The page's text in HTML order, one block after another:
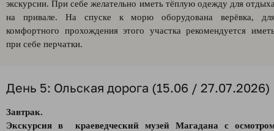
экскурсии. При себе желательно иметь тёплую одежду для
на привале. На спуске к морю оборудована верёвка,
комфортного прохождения этого участка рекомендуется
при себе перчатки.
День 5: Ольская дорога (15.06 / 27.07.2026)
Завтрак.
Экскурсия в краеведческий музей Магадана с